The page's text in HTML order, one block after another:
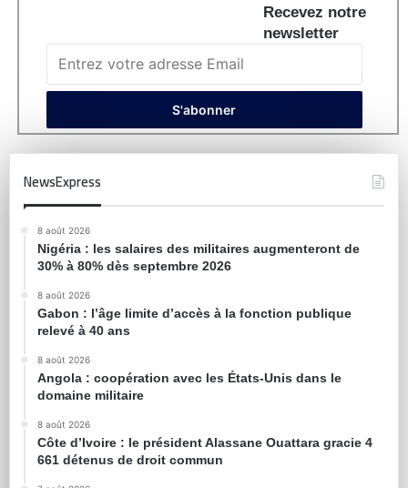
Recevez notre
newsletter
NewsExpress
8 août 2026
Nigéria : les salaires des militaires augmenteront de
30% à 80% dès septembre 2026
8 août 2026
Gabon : l’âge limite d’accès à la fonction publique
relevé à 40 ans
8 août 2026
Angola : coopération avec les États-Unis dans le
domaine militaire
8 août 2026
Côte d’Ivoire : le président Alassane Ouattara gracie 4
661 détenus de droit commun